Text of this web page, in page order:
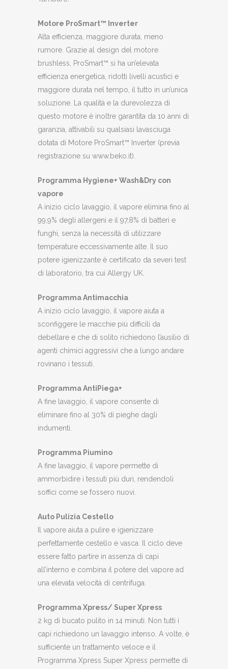
Motore ProSmart™ Inverter
Alta efficienza, maggiore durata, meno
rumore. Grazie al design del motore
brushless, ProSmart™ si ha un’elevata
efficienza energetica, ridotti livelli acustici e
maggiore durata nel tempo, il tutto in un’unica
soluzione. La qualità e la durevolezza di
questo motore è inoltre garantita da 10 anni di
garanzia, attivabili su qualsiasi lavasciuga
dotata di Motore ProSmart™ Inverter (previa
registrazione su www.beko.it).
Programma Hygiene+ Wash&Dry con
vapore
A inizio ciclo lavaggio, il vapore elimina fino al
99,9% degli allergeni e il 97,8% di batteri e
funghi, senza la necessità di utilizzare
temperature eccessivamente alte. Il suo
potere igienizzante è certificato da severi test
di laboratorio, tra cui Allergy UK.
Programma Antimacchia
A inizio ciclo lavaggio, il vapore aiuta a
sconfiggere le macchie più difficili da
debellare e che di solito richiedono l’ausilio di
agenti chimici aggressivi che a lungo andare
rovinano i tessuti.
Programma AntiPiega+
A fine lavaggio, il vapore consente di
eliminare fino al 30% di pieghe dagli
indumenti.
Programma Piumino
A fine lavaggio, il vapore permette di
ammorbidire i tessuti più duri, rendendoli
soffici come se fossero nuovi.
Auto Pulizia Cestello
Il vapore aiuta a pulire e igienizzare
perfettamente cestello e vasca. Il ciclo deve
essere fatto partire in assenza di capi
all’interno e combina il potere del vapore ad
una elevata velocità di centrifuga.
Programma Xpress/ Super Xpress
2 kg di bucato pulito in 14 minuti. Non tutti i
capi richiedono un lavaggio intenso. A volte, è
sufficiente un trattamento veloce e il
Programma Xpress Super Xpress permette di